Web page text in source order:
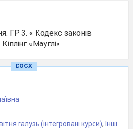
ГР 3. « Кодекс законів
«Мауглі»
DOCX
галузь (інтегровані курси), Інші